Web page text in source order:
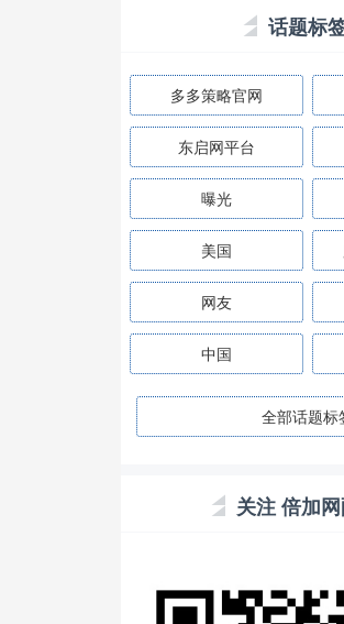
话题标
多多策略官网
东启网平台
曝光
美国
网友
中国
全部话题标
关注 倍加